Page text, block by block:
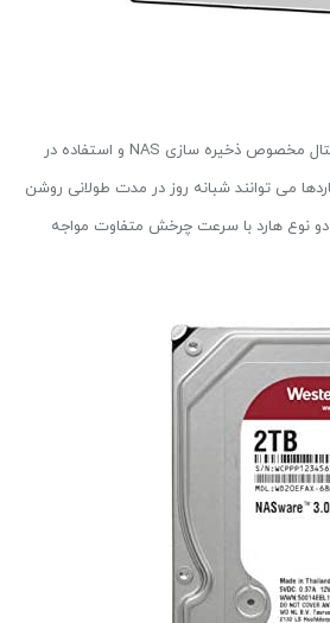
هارددیسک قرمز وسترن دیجیتال مخصوص ذخیره سازی NAS و استفاده در
می توانند شبانه روز در مدت طولانی روشن
دو نوع هارد با سرعت چرخش متفاوت مواجه